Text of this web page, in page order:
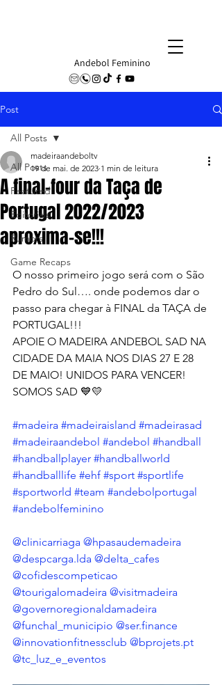
Andebol Feminino
Post
All Posts
Featured
Editorials
Rumors
Game Recaps
All Posts
A final-four da Taça de
Portugal 2022/2023
aproxima-se!!!
madeiraandeboltv
19 de mai. de 2023 1 min de leitura
O nosso primeiro jogo será com o São
Pedro do Sul…. onde podemos dar o
passo para chegar à FINAL da TAÇA de
PORTUGAL!!!
APOIE O MADEIRA ANDEBOL SAD NA
CIDADE DA MAIA NOS DIAS 27 E 28
DE MAIO! UNIDOS PARA VENCER!
SOMOS SAD 💙💛
#madeira #madeiraisland #madeirasad
#madeiraandebol #andebol #handball
#handballplayer #handballworld
#handballlife #ehf #sport #sportlife
#sportworld #team #andebolportugal
#andebolfeminino
@clinicarriaga @hpasaudemadeira
@despcarga.lda @delta_cafes
@cofidescompeticao
@tourigalomadeira @visitmadeira
@governoregionaldamadeira
@funchal_municipio @ser.finance
@innovationfitnessclub @bprojets.pt
@tc_luz_e_eventos